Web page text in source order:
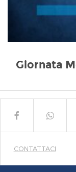
Giornata
CONTATTACI